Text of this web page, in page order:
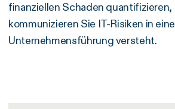
finanziellen Schaden quantifizieren,
kommunizieren Sie IT-Risiken in
Unternehmensführung versteht.